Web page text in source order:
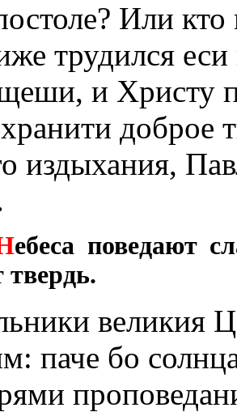
Или
трудился
и Христу
доброе
издыхания,
ебеса поведают
твердь.
великия
паче бо